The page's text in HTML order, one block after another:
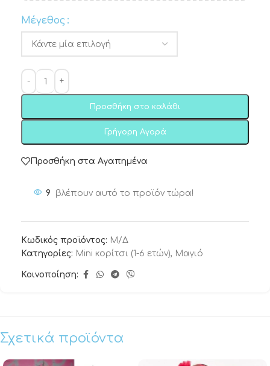
Μέγεθος
Προσθήκη στο καλάθι
Γρήγορη Αγορά
Προσθήκη στα Αγαπημένα
9 βλέπουν αυτό το προϊόν τώρα!
Κωδικός προϊόντος: Μ/Δ
Κατηγορίες: Mini κορίτσι (1-6 ετών), Μαγιό
Κοινοποίηση:
Σχετικά προϊόντα